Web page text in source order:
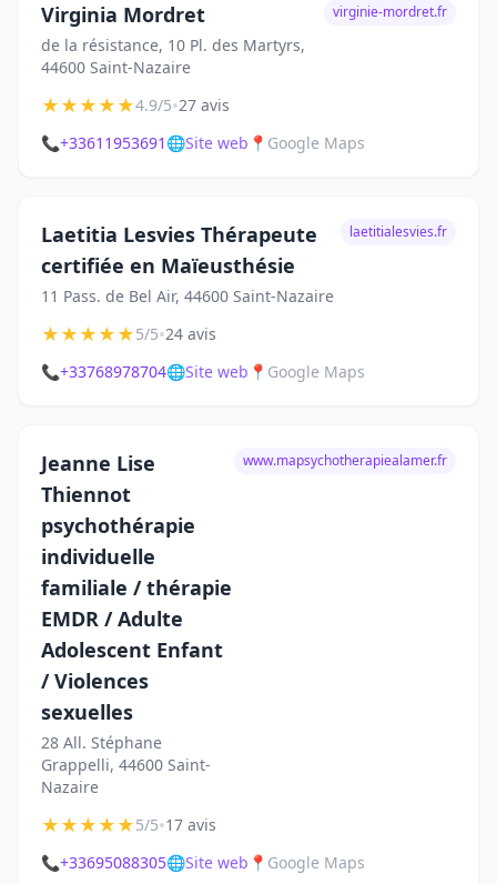
Virginia Mordret
de la résistance, 10 Pl. des Martyrs,
44600 Saint-Nazaire
virginie-mordret.fr
★★★★★4.9/5•27 avis
📞+33611953691 🌐Site web 📍 Google Maps
Laetitia Lesvies Thérapeute
certifiée en Maïeusthésie
11 Pass. de Bel Air, 44600 Saint-Nazaire
laetitialesvies.fr
★★★★★5/5•24 avis
📞+33768978704🌐Site web 📍 Google Maps
Jeanne Lise
Thiennot
psychothérapie
individuelle
familiale / thérapie
EMDR / Adulte
Adolescent Enfant
/ Violences
sexuelles
28 All. Stéphane
Grappelli, 44600 Saint-
Nazaire
www.mapsychotherapiealamer.fr
★★★★★5/5•17 avis
📞+33695088305🌐Site web 📍 Google Maps